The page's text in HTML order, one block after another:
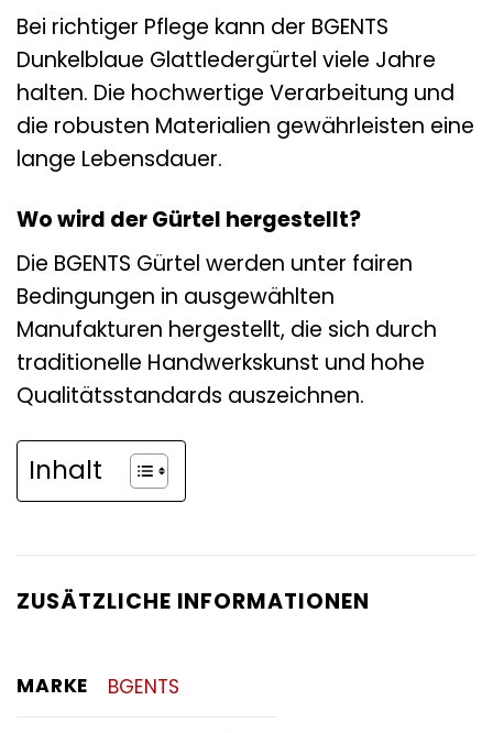
Bei richtiger Pflege kann der BGENTS
Dunkelblaue Glattledergürtel viele Jahre
halten. Die hochwertige Verarbeitung und
die robusten Materialien gewährleisten eine
lange Lebensdauer.
Wo wird der Gürtel hergestellt?
Die BGENTS Gürtel werden unter fairen
Bedingungen in ausgewählten
Manufakturen hergestellt, die sich durch
traditionelle Handwerkskunst und hohe
Qualitätsstandards auszeichnen.
Inhalt
ZUSÄTZLICHE INFORMATIONEN
MARKE BGENTS